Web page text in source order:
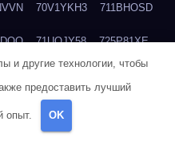
70V1YKH3 711BHOSD
71UQJY58 725P81XE
и другие технологии, чтобы
предоставить лучший
опыт. OK